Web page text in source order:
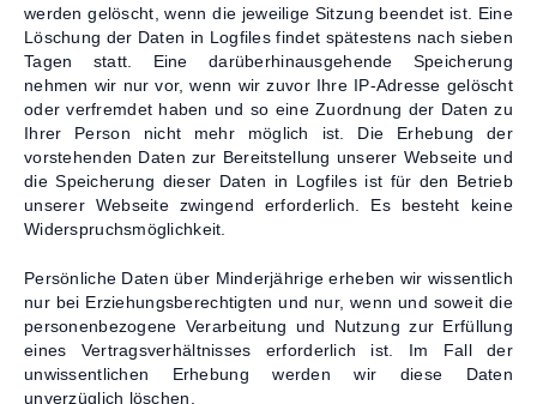
werden gelöscht, wenn die jeweilige Sitzung beendet ist. Eine
Löschung der Daten in Logfiles findet spätestens nach sieben
Tagen statt. Eine darüberhinausgehende Speicherung
nehmen wir nur vor, wenn wir zuvor Ihre IP-Adresse gelöscht
oder verfremdet haben und so eine Zuordnung der Daten zu
Ihrer Person nicht mehr möglich ist. Die Erhebung der
vorstehenden Daten zur Bereitstellung unserer Webseite und
die Speicherung dieser Daten in Logfiles ist für den Betrieb
unserer Webseite zwingend erforderlich. Es besteht keine
Widerspruchsmöglichkeit.
Persönliche Daten über Minderjährige erheben wir wissentlich
nur bei Erziehungsberechtigten und nur, wenn und soweit die
personenbezogene Verarbeitung und Nutzung zur Erfüllung
eines Vertragsverhältnisses erforderlich ist. Im Fall der
unwissentlichen Erhebung werden wir diese Daten
unverzüglich löschen.